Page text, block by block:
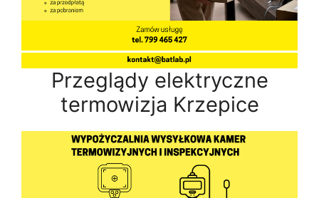
Przeglądy elektryczne
termowizja Krzepice